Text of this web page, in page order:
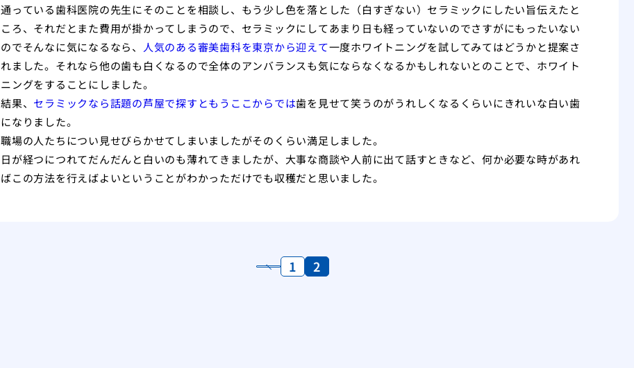
通っている歯科医院の先生にそのことを相談し、もう少し色を落とした（白すぎない）セラミックにしたい旨伝えたと
ころ、それだとまた費用が掛かってしまうので、セラミックにしてあまり日も経っていないのでさすがにもったいない
のでそんなに気になるなら、
人気のある審美歯科を東京から迎えて一度ホワイトニングを試してみてはどうかと提案さ
れました。それなら他の歯も白くなるので全体のアンバランスも気にならなくなるかもしれないとのことで、ホワイト
ニングをすることにしました。
結果、 セラミックなら話題の芦屋で探すともうここからでは歯を見せて笑うのがうれしくなるくらいにきれいな白い歯
になりました。
職場の人たちについ見せびらかせてしまいましたがそのくらい満足しました。
日が経つにつれてだんだんと白いのも薄れてきましたが、大事な商談や人前に出て話すときなど、何か必要な時があれ
ばこの方法を行えばよいということがわかっただけでも収穫だと思いました。
1 2